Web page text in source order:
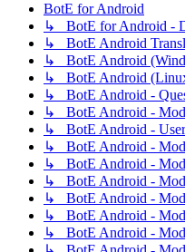
BotE for Android
↳ BotE for Android -
↳ BotE Android
↳ BotE Android
↳ BotE Android
↳ BotE Android -
↳ BotE Android -
↳ BotE Android -
↳ BotE Android -
↳ BotE Android -
↳ BotE Android -
↳ BotE Android -
↳ BotE Android -
↳ BotE Android -